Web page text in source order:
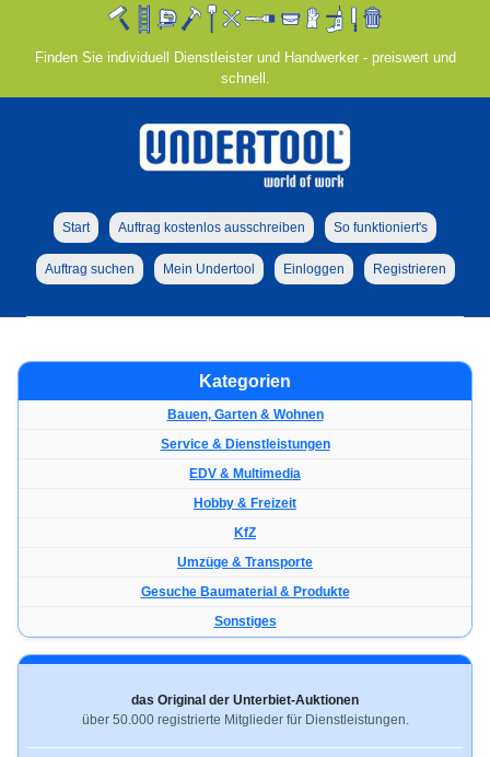
Finden Sie individuell Dienstleister und Handwerker - preiswert und
schnell.
Start Auftrag kostenlos ausschreiben So funktioniert's
Auftrag suchen Mein Undertool Einloggen Registrieren
Kategorien
Bauen, Garten & Wohnen
Service & Dienstleistungen
EDV & Multimedia
Hobby & Freizeit
KfZ
Umzüge & Transporte
Gesuche Baumaterial & Produkte
Sonstiges
das Original der Unterbiet-Auktionen
über 50.000 registrierte Mitglieder für Dienstleistungen.